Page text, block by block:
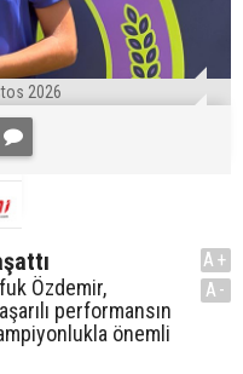
2026
Özdemir,
performansın
önemli
A+
A-